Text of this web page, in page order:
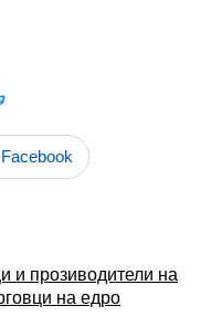
и прозиводители на
на едро